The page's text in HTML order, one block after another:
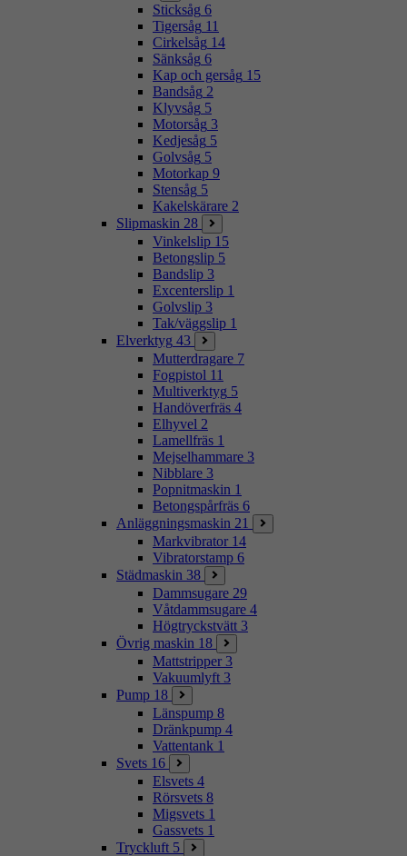
Sticksåg 6
Tigersåg 11
Cirkelsåg 14
Sänksåg 6
Kap och gersåg 15
Bandsåg 2
Klyvsåg 5
Motorsåg 3
Kedjesåg 5
Golvsåg 5
Motorkap 9
Stensåg 5
Kakelskärare 2
Slipmaskin 28
Vinkelslip 15
Betongslip 5
Bandslip 3
Excenterslip 1
Golvslip 3
Tak/väggslip 1
Elverktyg 43
Mutterdragare 7
Fogpistol 11
Multiverktyg 5
Handöverfräs 4
Elhyvel 2
Lamellfräs 1
Mejselhammare 3
Nibblare 3
Popnitmaskin 1
Betongspårfräs 6
Anläggningsmaskin 21
Markvibrator 14
Vibratorstamp 6
Städmaskin 38
Dammsugare 29
Våtdammsugare 4
Högtryckstvätt 3
Övrig maskin 18
Mattstripper 3
Vakuumlyft 3
Pump 18
Länspump 8
Dränkpump 4
Vattentank 1
Svets 16
Elsvets 4
Rörsvets 8
Migsvets 1
Gassvets 1
Tryckluft 5